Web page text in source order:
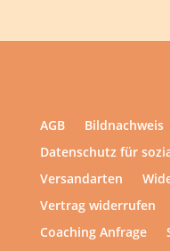
AGB Bildnachweis
Datenschutz für
Versandarten
Vertrag widerrufen
Coaching Anfrage